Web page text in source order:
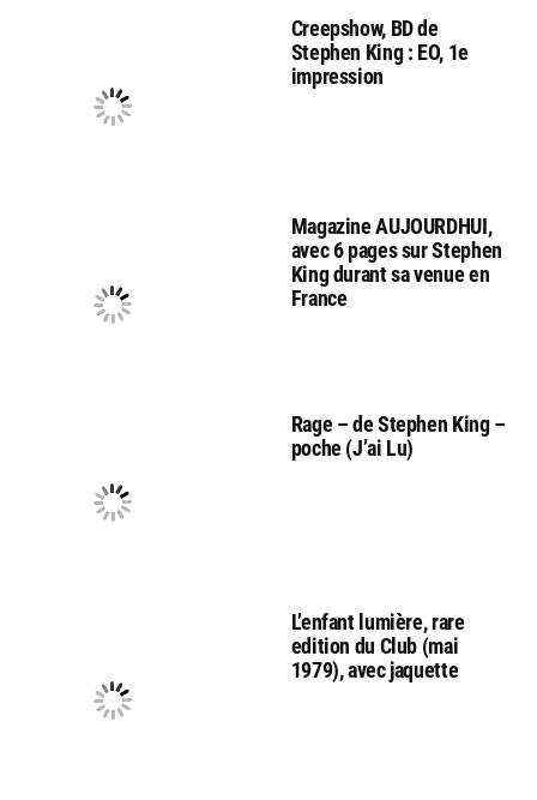
Creepshow, BD de
Stephen King : EO, 1e
impression
Magazine AUJOURDHUI,
avec 6 pages sur Stephen
King durant sa venue en
France
Rage – de Stephen King –
poche (J’ai Lu)
L’enfant lumière, rare
edition du Club (mai
1979), avec jaquette